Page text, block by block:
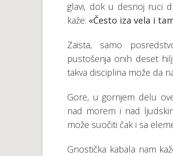
glavi, dok u desnoj ruci
kaže: «Često iza vela i
Zaista, samo
pustošenja onih deset
takva disciplina može da
Gore, u gornjem delu
nad morem i nad
može suočiti čak i sa
Gnostička kabala nam